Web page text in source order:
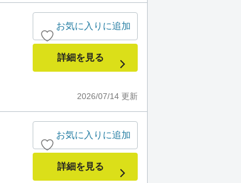
2026/07/14 更新
お気に入りに追加
詳細を見る
お気に入りに追加
詳細を見る